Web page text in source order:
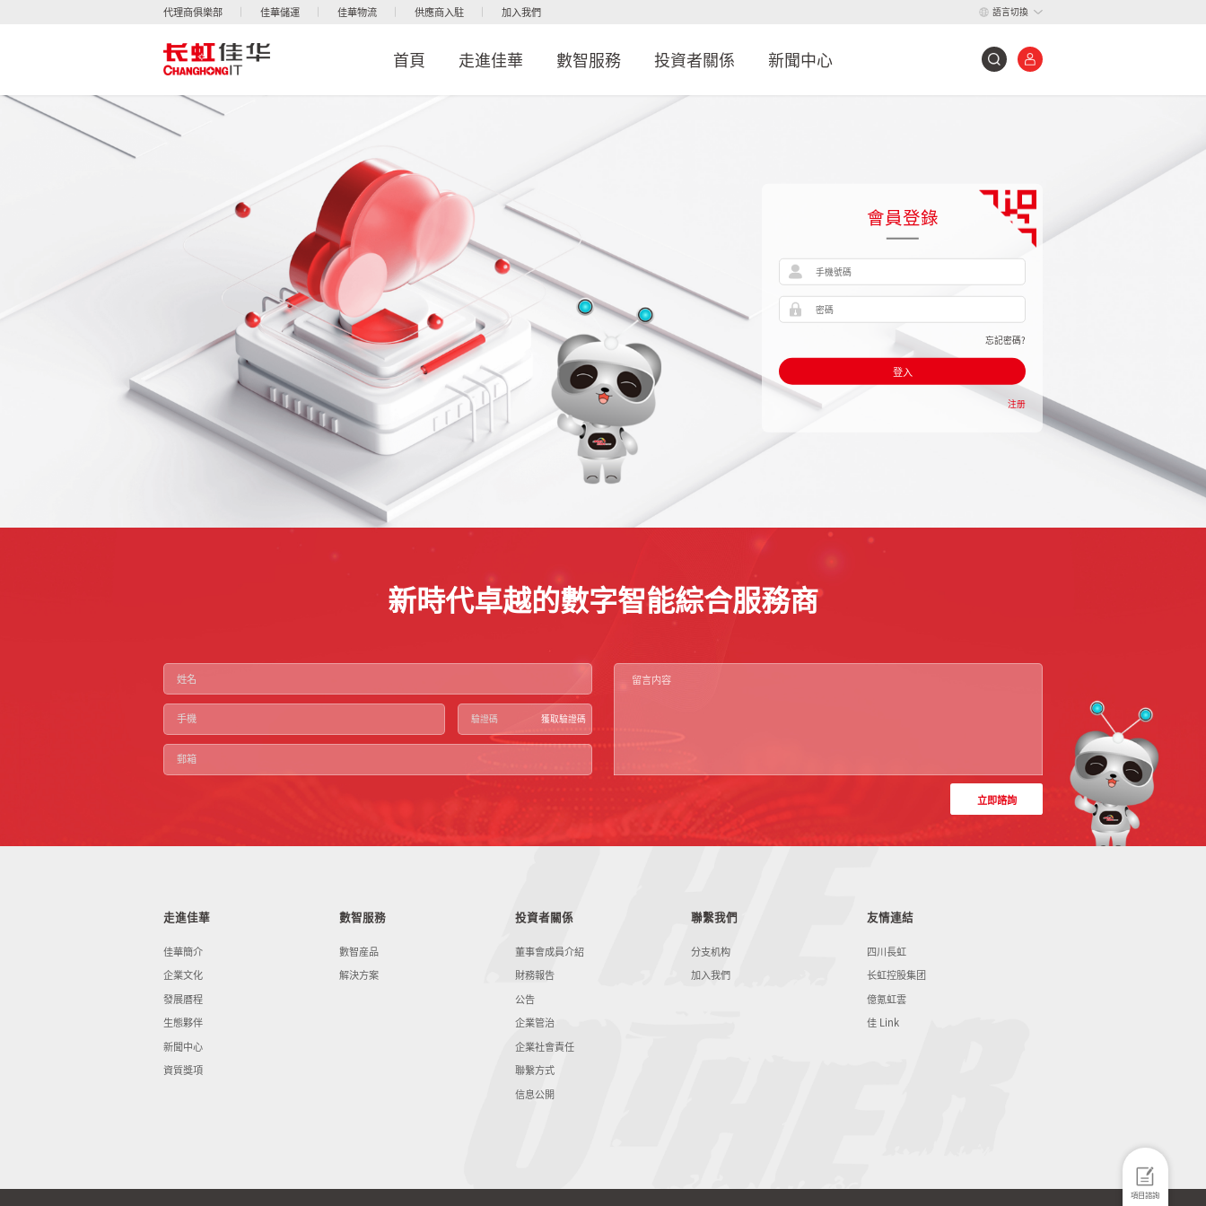
代理商俱樂部 佳華儲運 佳華物流 供應商入駐 加入我們 語言切換
首頁 走進佳華 數智服務 投資者關係 新聞中心
會員登錄
忘記密碼?
登入
注册
項目諮詢
新時代卓越的數字智能綜合服務商
獲取驗證碼
立即諮詢
走進佳華
佳華簡介
企業文化
發展曆程
生態夥伴
新聞中心
資質獎項
數智服務
數智産品
解決方案
投資者關係
董事會成員介紹
財務報告
公告
企業管治
企業社會責任
聯繫方式
信息公開
聯繫我們
分支机构
加入我們
友情連結
四川長虹
长虹控股集团
億氪虹雲
佳 Link